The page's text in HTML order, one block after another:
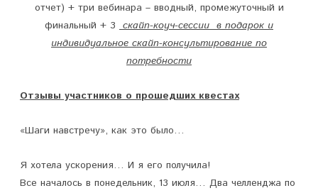
отчет) + три вебинара – вводный, промежуточный и
финальный + 3 скайп-коуч-сессии в подарок и
индивидуальное скайп-консультирование по
потребности
Отзывы участников о прошедших квестах
«Шаги навстречу», как это было…
Я хотела ускорения… И я его получила!
Все началось в понедельник, 13 июля… Два челленджа по